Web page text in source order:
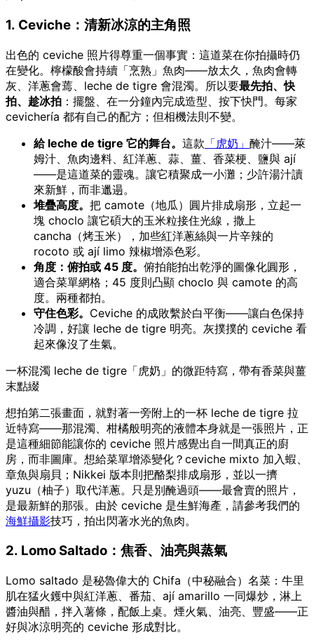
1. Ceviche：清新冰涼的主角照
出色的 ceviche 照片得尊重一個事實：這道菜在你拍攝時仍
在變化。檸檬酸會持續「烹熟」魚肉——放太久，魚肉會轉
灰、洋蔥會蔫、leche de tigre 會混濁。所以要最先拍、快
拍、趁冰拍 ：擺盤、在一分鐘內完成造型、按下快門。每家
cevichería 都有自己的配方；但相機法則不變。
給 leche de tigre 它的舞台。 這款 「虎奶」 醃汁——萊
姆汁、魚肉邊料、紅洋蔥、蒜、薑、香菜梗、鹽與 ají
——是這道菜的靈魂。讓它積聚成一小灘；少許湯汁讀
來新鮮，而非邋遢。
堆疊高度。 把 camote（地瓜）圓片排成扇形，立起一
塊 choclo 讓它碩大的玉米粒接住光線，撒上
cancha（烤玉米），加些紅洋蔥絲與一片辛辣的
rocoto 或 ají limo 辣椒增添色彩。
角度：俯拍或 45 度。 俯拍能拍出乾淨的圖像化圓形，
適合菜單網格；45 度則凸顯 choclo 與 camote 的高
度。兩種都拍。
守住色彩。 Ceviche 的成敗繫於白平衡——讓白色保持
冷調，好讓 leche de tigre 明亮。灰撲撲的 ceviche 看
起來像沒了生氣。
一杯混濁 leche de tigre「虎奶」的微距特寫，帶有香菜與薑
末點綴
想拍第二張畫面，就對著一旁附上的一杯 leche de tigre 拉
近特寫——那混濁、柑橘般明亮的液體本身就是一張照片，正
是這種細節能讓你的 ceviche 照片感覺出自一間真正的廚
房，而非圖庫。想給菜單增添變化？ceviche mixto 加入蝦、
章魚與扇貝；Nikkei 版本則把酪梨排成扇形，並以一擠
yuzu（柚子）取代洋蔥。只是別醃過頭——最會賣的照片，
是最新鮮的那張。由於 ceviche 是生鮮海產，請參考我們的
海鮮攝影技巧，拍出閃著水光的魚肉。
2. Lomo Saltado：焦香、油亮與蒸氣
Lomo saltado 是秘魯偉大的 Chifa（中秘融合）名菜：牛里
肌在猛火鑊中與紅洋蔥、番茄、ají amarillo 一同爆炒，淋上
醬油與醋，拌入薯條，配飯上桌。煙火氣、油亮、豐盛——正
好與冰涼明亮的 ceviche 形成對比。